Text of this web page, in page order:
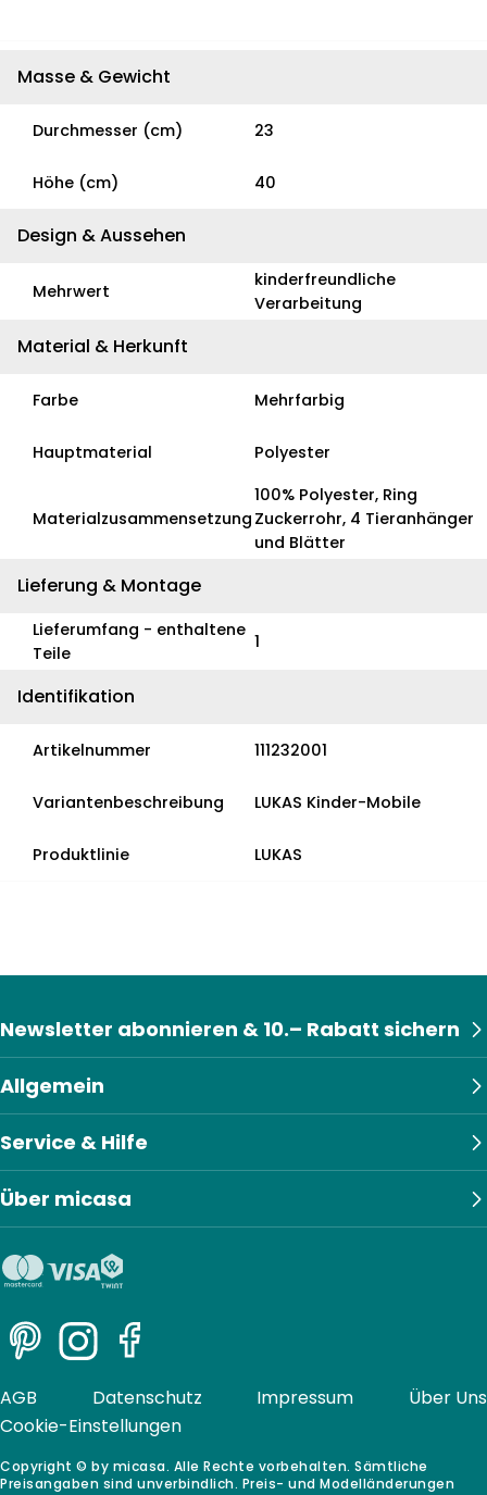
Masse & Gewicht
Durchmesser (cm) 23
Höhe (cm) 40
Design & Aussehen
Mehrwert
kinderfreundliche
Verarbeitung
Material & Herkunft
Farbe Mehrfarbig
Hauptmaterial Polyester
Materialzusammensetzung
100% Polyester, Ring
Zuckerrohr, 4 Tieranhänger
und Blätter
Lieferung & Montage
Lieferumfang - enthaltene
Teile
1
Identifikation
Artikelnummer 111232001
Variantenbeschreibung LUKAS Kinder-Mobile
Produktlinie LUKAS
Allgemein
Service & Hilfe
Über micasa
Newsletter abonnieren & 10.– Rabatt sichern
PinterestInstagramFacebook
Copyright © by micasa. Alle Rechte vorbehalten. Sämtliche
Preisangaben sind unverbindlich. Preis- und Modelländerungen
AGB Datenschutz Impressum
Über Uns
Cookie-Einstellungen